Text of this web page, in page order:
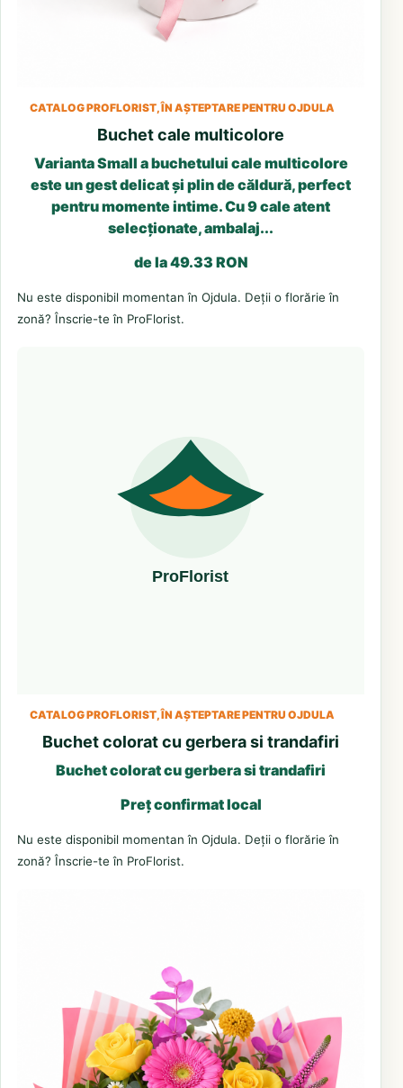
CATALOG PROFLORIST, ÎN AȘTEPTARE PENTRU OJDULA
Buchet cale multicolore
Varianta Small a buchetului cale multicolore
este un gest delicat și plin de căldură, perfect
pentru momente intime. Cu 9 cale atent
selecționate, ambalaj...
de la 49.33 RON
Nu este disponibil momentan în Ojdula. Deții o florărie în
zonă? Înscrie-te în ProFlorist.
CATALOG PROFLORIST, ÎN AȘTEPTARE PENTRU OJDULA
Buchet colorat cu gerbera si trandafiri
Buchet colorat cu gerbera si trandafiri
Preț confirmat local
Nu este disponibil momentan în Ojdula. Deții o florărie în
zonă? Înscrie-te în ProFlorist.